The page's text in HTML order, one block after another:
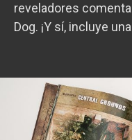
reveladores
Dog. ¡Y sí, incluye